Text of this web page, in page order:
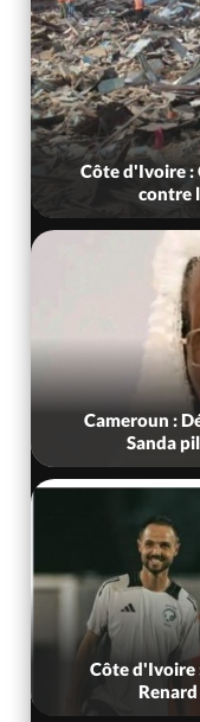
Côte d'Ivoire :
contre
Cameroun :
Sanda
Côte d'Ivoire